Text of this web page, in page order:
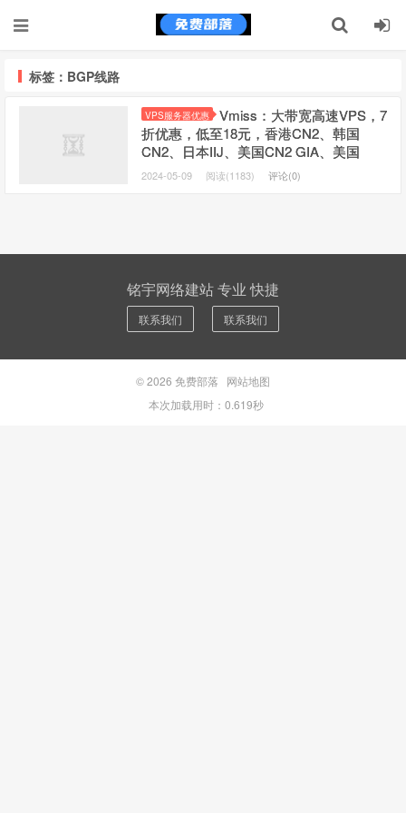
标签：BGP线路
VPS服务器优惠
Vmiss：大带宽高速VPS，7
折优惠，低至18元，香港CN2、韩国
CN2、日本IIJ、美国CN2 GIA、美国
AS9929、美国CMIN2
2024-05-09 阅读(1183) 评论(0)
铭宇网络建站 专业 快捷
联系我们 联系我们
© 2026 免费部落
网站地图
本次加载用时：0.619秒